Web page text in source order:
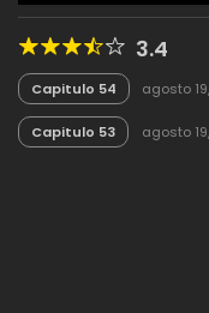
3.4
Capitulo 54
agosto 19,
Capitulo 53
agosto 19,